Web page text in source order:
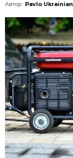
Автор: Pavlo Ukrainian